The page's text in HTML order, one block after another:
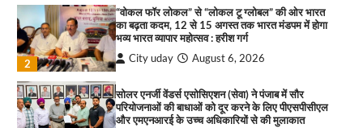
2
“वोकल फॉर लोकल” से “लोकल टू ग्लोबल” की ओर भारत
का बढ़ता कदम, 12 से 15 अगस्त तक भारत मंडपम में होगा
भव्य भारत व्यापार महोत्सव : हरीश गर्ग
City uday August 6, 2026
सोलर एनर्जी वेंडर्स एसोसिएशन (सेवा) ने पंजाब में सौर
परियोजनाओं की बाधाओं को दूर करने के लिए पीएसपीसीएल
और एमएनआरई के उच्च अधिकारियों से की मुलाकात
2
आयाम
City uday August 13, 2025
3
सरकारी आदर्श उच्च विद्यालय, सैक्टर 34-सी, चण्डीगढ़ में
कार्यक्रम आयोजित
City uday August 6, 2025